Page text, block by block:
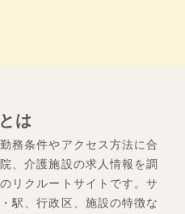
は
務条件やアクセス方法に合
、介護施設の求人情報を調
リクルートサイトです。サ
駅、行政区、施設の特徴な